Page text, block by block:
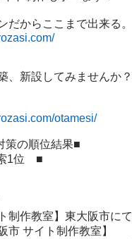
、新設してみませんか？
otamesi/
策の順位結果■
1位　■
制作教室】東大阪市にて
市 サイト制作教室】